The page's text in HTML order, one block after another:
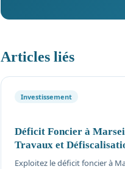
Articles liés
Investissement
Déficit Foncier à
Travaux et
Exploitez le déficit foncier à